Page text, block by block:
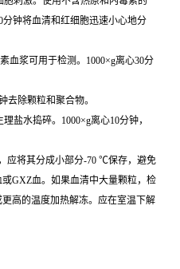
钟将血清和红细胞迅速小心地分
血浆可用于检测。1000×g离心30分
去除颗粒和聚合物。
盐水捣碎。1000×g离心10分钟，
应将其分成小部分-70 ℃保存，避免
GXZ血。如果血清中大量颗粒，检
高的温度加热解冻。应在室温下解